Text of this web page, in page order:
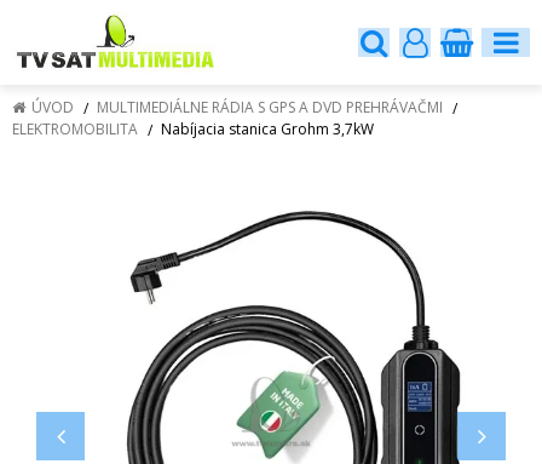
ÚVOD
MULTIMEDIÁLNE RÁDIA S GPS A DVD PREHRÁVAČMI
ELEKTROMOBILITA
Nabíjacia stanica Grohm 3,7kW